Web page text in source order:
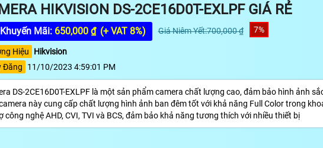
HIKVISION DS-2CE16D0T-EXLPF GIÁ RẺ
Mãi: 650,000 ₫ (+ VAT 8%) Giá Niêm Yết:700,000 ₫ 7%
Hiệu
Hikvision
Đăng
11/10/2023 4:59:01 PM
DS-2CE16D0T-EXLPF là một sản phẩm camera chất lượng cao, đảm bảo hình ảnh
này cung cấp chất lượng hình ảnh ban đêm tốt với khả năng Full Color trong
công nghệ AHD, CVI, TVI và BCS, đảm bảo khả năng tương thích với nhiều thiết bị